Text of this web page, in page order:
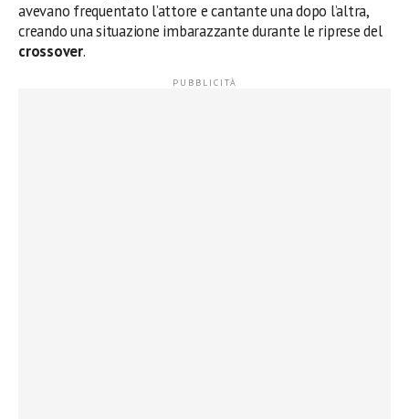
avevano frequentato l’attore e cantante una dopo l’altra,
creando una situazione imbarazzante durante le riprese del
crossover.